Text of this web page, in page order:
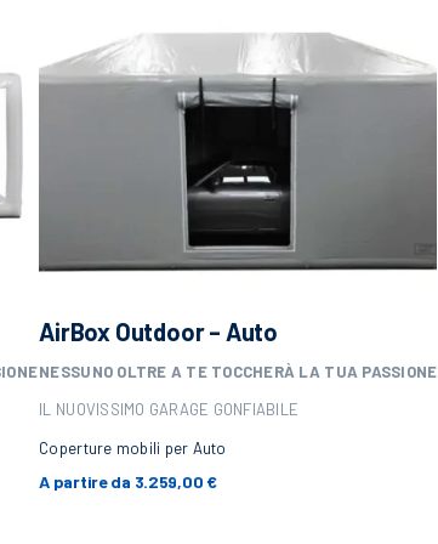
AirBox Outdoor – Auto
NESSUNO OLTRE A TE TOCCHERÀ LA TUA PASSIONE
IL NUOVISSIMO GARAGE GONFIABILE
Coperture mobili per Auto
A partire da 3.259,00€